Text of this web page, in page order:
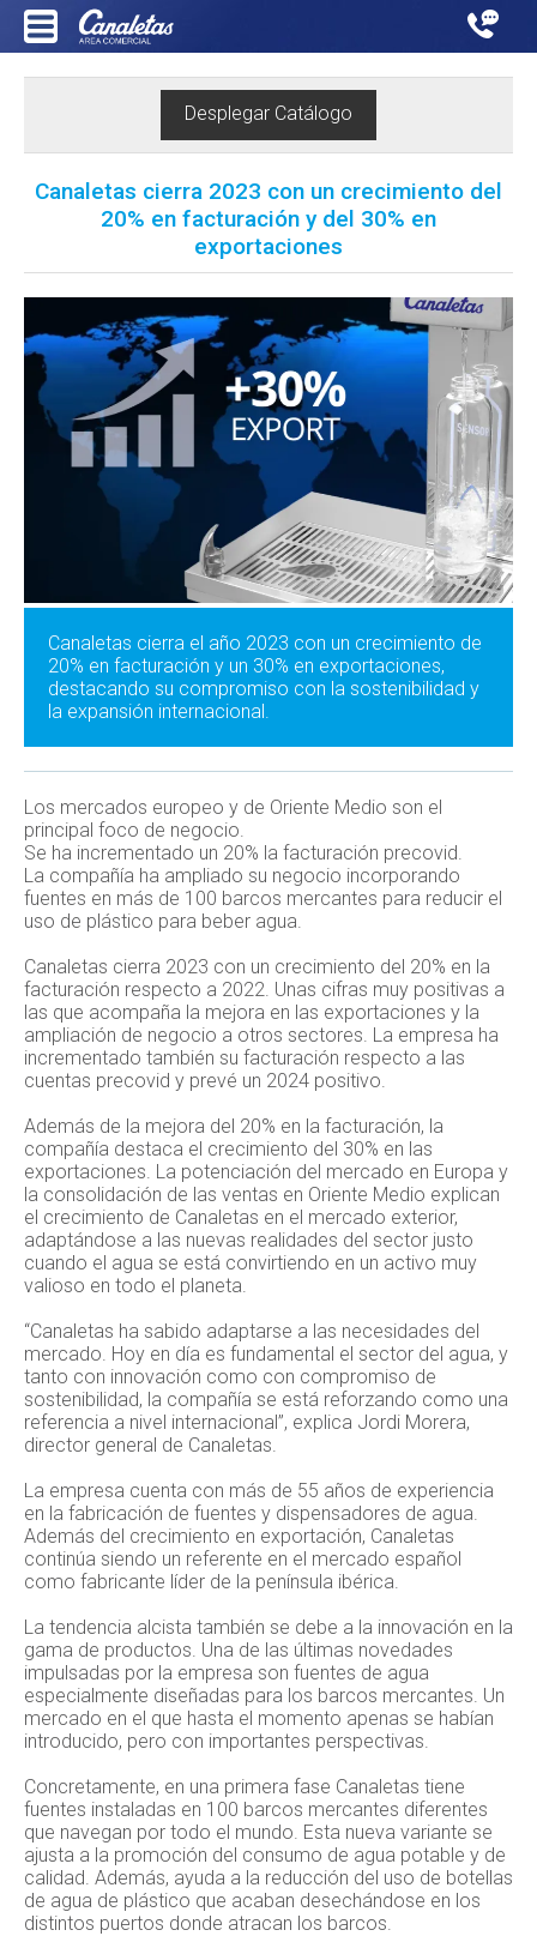
Desplegar Catálogo
Canaletas cierra 2023 con un crecimiento del
20% en facturación y del 30% en
exportaciones
Canaletas cierra el año 2023 con un crecimiento de
20% en facturación y un 30% en exportaciones,
destacando su compromiso con la sostenibilidad y
la expansión internacional.
Los mercados europeo y de Oriente Medio son el
principal foco de negocio.
Se ha incrementado un 20% la facturación precovid.
La compañía ha ampliado su negocio incorporando
fuentes en más de 100 barcos mercantes para reducir el
uso de plástico para beber agua.
Canaletas cierra 2023 con un crecimiento del 20% en la
facturación respecto a 2022. Unas cifras muy positivas a
las que acompaña la mejora en las exportaciones y la
ampliación de negocio a otros sectores. La empresa ha
incrementado también su facturación respecto a las
cuentas precovid y prevé un 2024 positivo.
Además de la mejora del 20% en la facturación, la
compañía destaca el crecimiento del 30% en las
exportaciones. La potenciación del mercado en Europa y
la consolidación de las ventas en Oriente Medio explican
el crecimiento de Canaletas en el mercado exterior,
adaptándose a las nuevas realidades del sector justo
cuando el agua se está convirtiendo en un activo muy
valioso en todo el planeta.
“Canaletas ha sabido adaptarse a las necesidades del
mercado. Hoy en día es fundamental el sector del agua, y
tanto con innovación como con compromiso de
sostenibilidad, la compañía se está reforzando como una
referencia a nivel internacional”, explica Jordi Morera,
director general de Canaletas.
La empresa cuenta con más de 55 años de experiencia
en la fabricación de fuentes y dispensadores de agua.
Además del crecimiento en exportación, Canaletas
continúa siendo un referente en el mercado español
como fabricante líder de la península ibérica.
La tendencia alcista también se debe a la innovación en la
gama de productos. Una de las últimas novedades
impulsadas por la empresa son fuentes de agua
especialmente diseñadas para los barcos mercantes. Un
mercado en el que hasta el momento apenas se habían
introducido, pero con importantes perspectivas.
Concretamente, en una primera fase Canaletas tiene
fuentes instaladas en 100 barcos mercantes diferentes
que navegan por todo el mundo. Esta nueva variante se
ajusta a la promoción del consumo de agua potable y de
calidad. Además, ayuda a la reducción del uso de botellas
de agua de plástico que acaban desechándose en los
distintos puertos donde atracan los barcos.